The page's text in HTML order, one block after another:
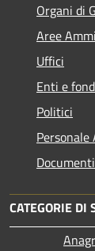
Organi di
Aree
Uffici
Enti e
Politici
CATEGORIE DI